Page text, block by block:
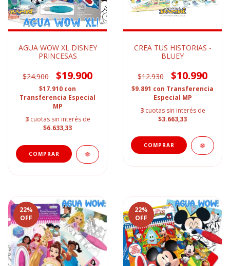
AGUA WOW XL DISNEY
PRINCESAS
$24.900 $19.900
$17.910 con
Transferencia Especial
MP
3 cuotas sin interés de
$6.633,33
CREA TUS HISTORIAS -
BLUEY
$12.930 $10.990
$9.891 con Transferencia
Especial MP
3 cuotas sin interés de
$3.663,33
22%
OFF
22%
OFF